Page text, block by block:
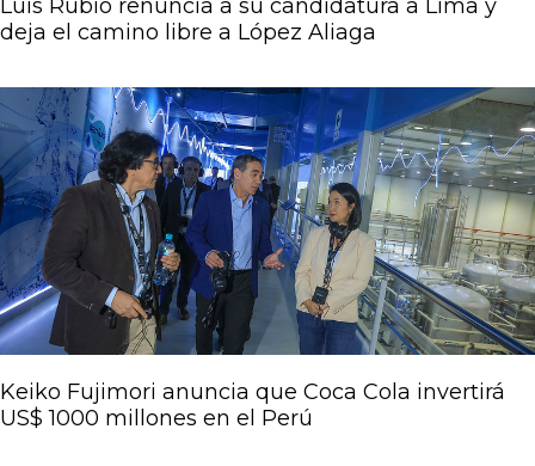
Luis Rubio renuncia a su candidatura a Lima y
deja el camino libre a López Aliaga
Keiko Fujimori anuncia que Coca Cola invertirá
US$ 1000 millones en el Perú